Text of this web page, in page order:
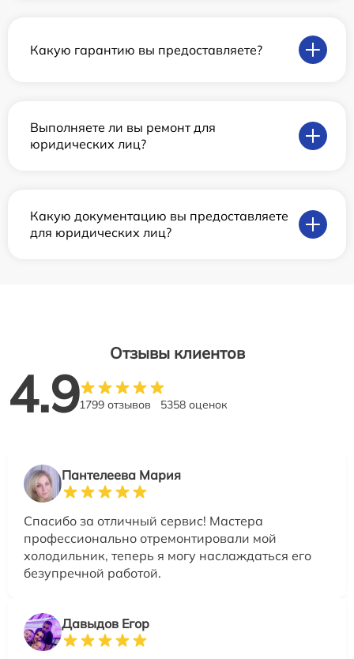
Какую гарантию вы предоставляете?
Выполняете ли вы ремонт для
юридических лиц?
Какую документацию вы предоставляете
для юридических лиц?
Отзывы клиентов
4.91799 отзывов 5358 оценок
Пантелеева Мария
Спасибо за отличный сервис! Мастера
профессионально отремонтировали мой
холодильник, теперь я могу наслаждаться его
безупречной работой.
Давыдов Егор